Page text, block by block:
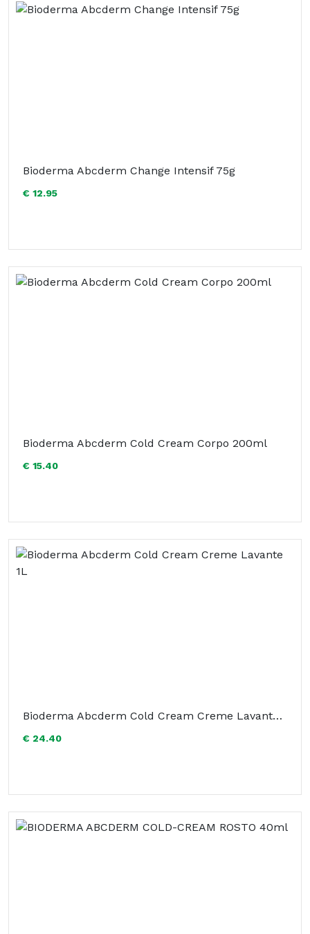
Bioderma Abcderm Change Intensif 75g
€ 12.95
Bioderma Abcderm Cold Cream Corpo 200ml
€ 15.40
Bioderma Abcderm Cold Cream Creme Lavante 1L
€ 24.40